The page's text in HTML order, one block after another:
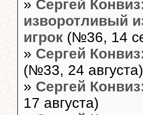
» Сергей
изворотливый
игрок (№36, 14
» Сергей
(№33, 24 августа)
» Сергей
17 августа)